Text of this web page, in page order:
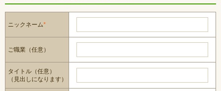
ニックネーム*
ご職業（任意）
タイトル（任意）
（見出しになります）